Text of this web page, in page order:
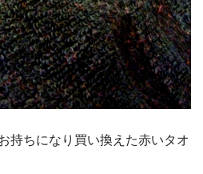
持ちになり買い換えた赤いタオ